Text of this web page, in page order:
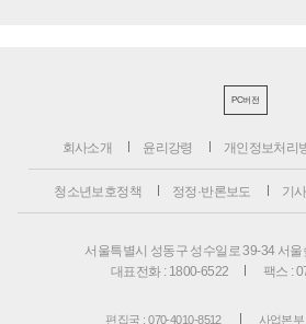
PC버전
회사소개 윤리강령 개인정보처리
청소년보호정책 정정·반론보도 기
서울특별시 성동구 성수일로 39-34 서
대표전화 : 1800-6522
팩스 :
편집국 : 070-4010-8512 사업본부